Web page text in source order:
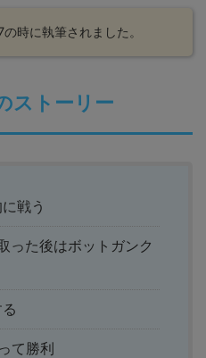
時に執筆されました。
ストーリー
戦う
った後はボットガンク
て勝利